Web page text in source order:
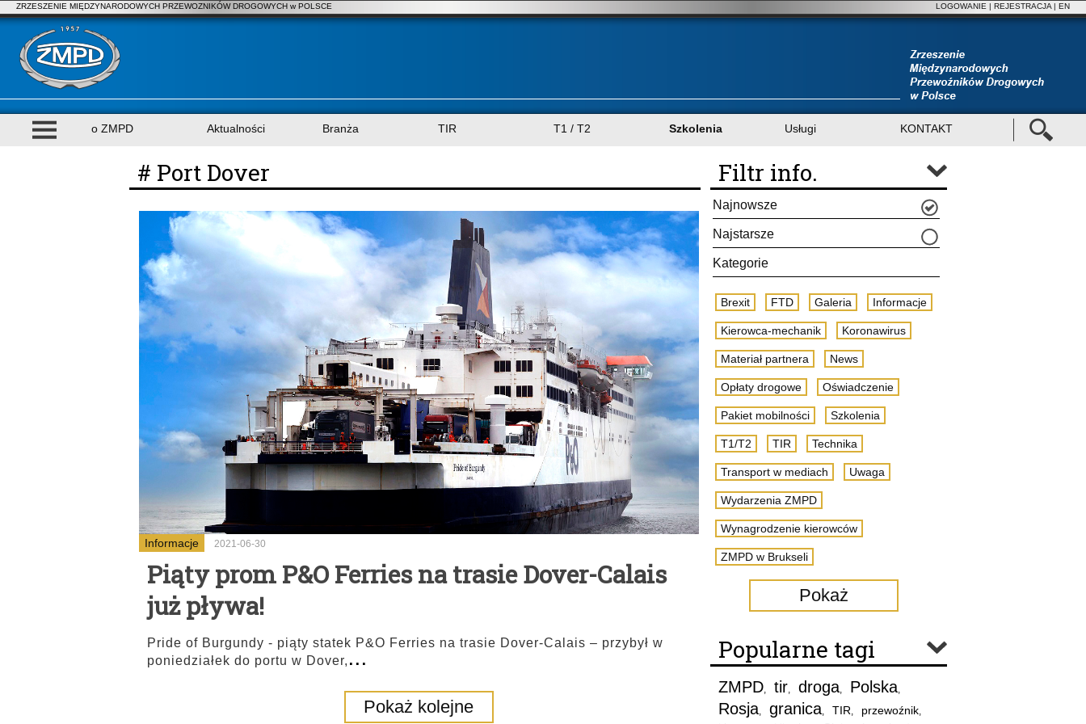
ZRZESZENIE MIĘDZYNARODOWYCH PRZEWOZNIKÓW DROGOWYCH w POLSCE LOGOWANIE | REJESTRACJA | EN
o ZMPD Aktualności Branża TIR T1 / T2 Szkolenia Usługi KONTAKT
# Port Dover
Informacje 2021-06-30
Piąty prom P&O Ferries na trasie Dover-Calais
już pływa!
Pride of Burgundy - piąty statek P&O Ferries na trasie Dover-Calais – przybył w
poniedziałek do portu w Dover,...
Pokaż kolejne
Filtr info.
Najnowsze
Najstarsze
Kategorie
Brexit FTD Galeria Informacje
Kierowca-mechanik Koronawirus
Materiał partnera News
Opłaty drogowe Oświadczenie
Pakiet mobilności Szkolenia
T1/T2 TIR Technika
Transport w mediach Uwaga
Wydarzenia ZMPD
Wynagrodzenie kierowców
ZMPD w Brukseli
Pokaż
Popularne tagi
ZMPD, tir, droga, Polska,
Rosja, granica, TIR, przewoźnik,